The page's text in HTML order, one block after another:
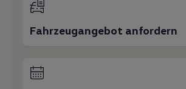
Fahrzeugangebot anfordern